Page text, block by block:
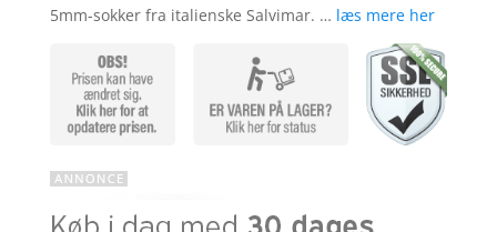
ømmels
er
5mm-sokker fra italienske Salvimar. … læs mere her